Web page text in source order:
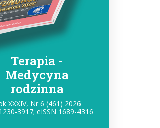
Terapia -
Medycyna
rodzinna
XXXIV, Nr 6 (461) 2026
3917; eISSN 1689-4316